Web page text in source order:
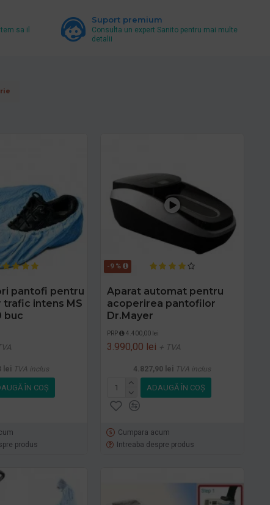
sa il
Suport premium
Consulta un expert Sanito pentru mai multe
detalii
pantofi pentru
trafic intens MS
buc
lei TVA inclus
ÎN COŞ
produs
-9 %
Aparat automat pentru
acoperirea pantofilor
Dr.Mayer
PRP 4.400,00 lei
3.990,00 lei + TVA
4.827,90 lei TVA inclus
ADAUGĂ ÎN COŞ
Cumpara acum
Intreaba despre produs